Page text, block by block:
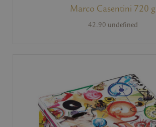
Marco Casentini 720 g
42.90 undefined